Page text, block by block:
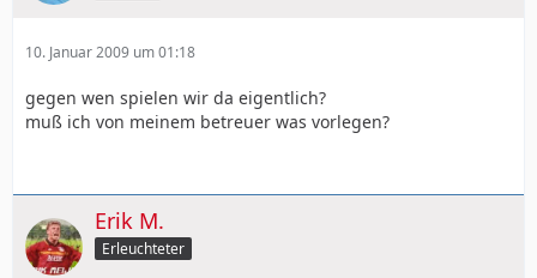
10. Januar 2009 um 01:18
gegen wen spielen wir da eigentlich?
muß ich von meinem betreuer was vorlegen?
Erik M.
Erleuchteter